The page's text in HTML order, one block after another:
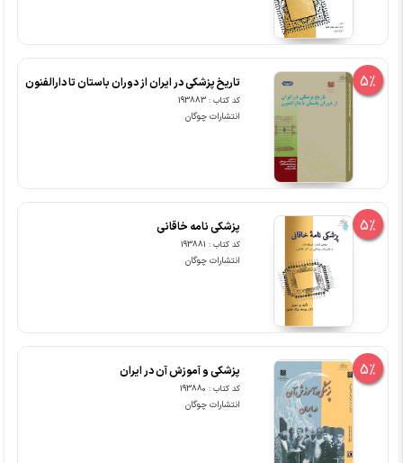
5% تاریخ پزشکی در ایران از دوران باستان تا دارالفنون
کد کتاب : 193883
انتشارات چوگان
5% پزشکی نامه خاقانی
کد کتاب : 193881
انتشارات چوگان
5% پزشکی و آموزش آن در ایران
کد کتاب : 193880
انتشارات چوگان